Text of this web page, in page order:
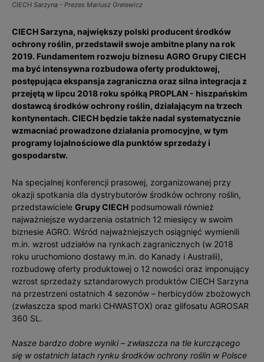
CIECH Sarzyna - Prezes Mariusz Grelewicz
CIECH Sarzyna, największy polski producent środków
ochrony roślin, przedstawił swoje ambitne plany na rok
2019. Fundamentem rozwoju biznesu AGRO Grupy CIECH
ma być intensywna rozbudowa oferty produktowej,
postępująca ekspansja zagraniczna oraz silna integracja z
przejętą w lipcu 2018 roku spółką PROPLAN - hiszpańskim
dostawcą środków ochrony roślin, działającym na trzech
kontynentach. CIECH będzie także nadal systematycznie
wzmacniać prowadzone działania promocyjne, w tym
programy lojalnościowe dla punktów sprzedaży i
gospodarstw.
Na specjalnej konferencji prasowej, zorganizowanej przy
okazji spotkania dla dystrybutorów środków ochrony roślin,
przedstawiciele Grupy CIECH podsumowali również
najważniejsze wydarzenia ostatnich 12 miesięcy w swoim
biznesie AGRO. Wśród najważniejszych osiągnięć wymienili
m.in. wzrost udziałów na rynkach zagranicznych (w 2018
roku uruchomiono dostawy m.in. do Kanady i Australii),
rozbudowę oferty produktowej o 12 nowości oraz imponujący
wzrost sprzedaży sztandarowych produktów CIECH Sarzyna
na przestrzeni ostatnich 4 sezonów – herbicydów zbożowych
(zwłaszcza spod marki CHWASTOX) oraz glifosatu AGROSAR
360 SL.
Nasze bardzo dobre wyniki – zwłaszcza na tle kurczącego
się w ostatnich latach rynku środków ochrony roślin w Polsce